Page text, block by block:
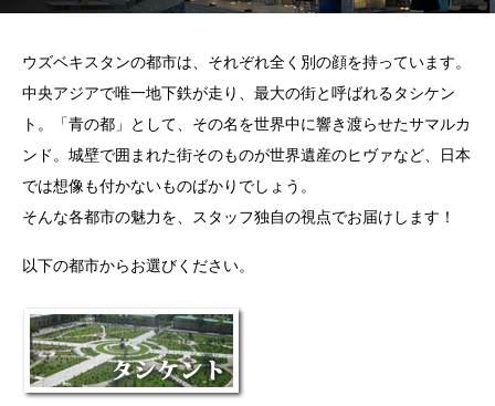
ウズベキスタンの都市は、それぞれ全く別の顔を持っています。
中央アジアで唯一地下鉄が走り、最大の街と呼ばれるタシケン
ト。「青の都」として、その名を世界中に響き渡らせたサマルカ
ンド。城壁で囲まれた街そのものが世界遺産のヒヴァなど、日本
では想像も付かないものばかりでしょう。
そんな各都市の魅力を、スタッフ独自の視点でお届けします！
以下の都市からお選びください。